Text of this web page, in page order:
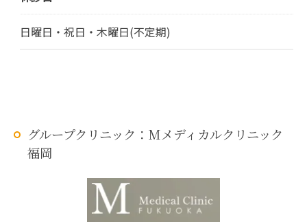
日曜日・祝日・木曜日(不定期)
グループクリニック：Mメディカルクリニック
福岡